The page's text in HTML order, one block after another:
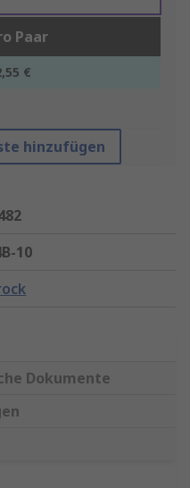
Paar
€
hinzufügen
10
Dokumente